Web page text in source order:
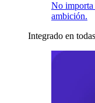
No importa
ambición.
Integrado en